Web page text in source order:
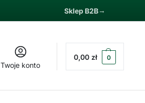
Sklep B2B
Twoje konto
0,00 zł 0